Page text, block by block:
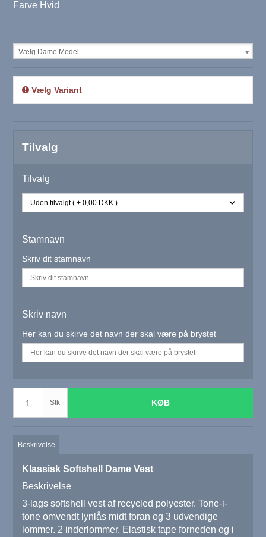
Farve Hvid
Vælg Dame Model
Vælg Variant
Tilvalg
Tilvalg
Stamnavn
Skriv dit stamnavn
Skriv navn
Her kan du skirve det navn der skal være på brystet
Stk KØB
Beskrivelse
Klassisk Softshell Dame Vest
Beskrivelse
3-lags softshell vest af recycled polyester. Tone-i-
tone omvendt lynlås midt foran og 3 udvendige
lommer. 2 inderlommer. Elastisk tape forneden og i